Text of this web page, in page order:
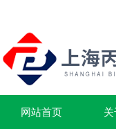
网站首页